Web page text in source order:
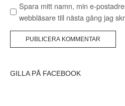
Spara mitt namn, min e-
webbläsare till nästa gång jag
GILLA PÅ FACEBOOK